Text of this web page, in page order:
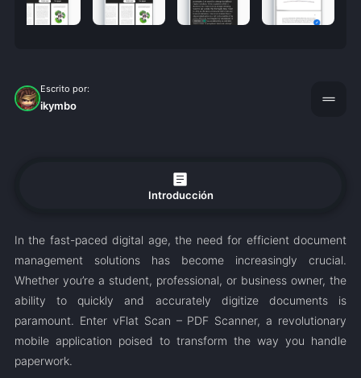
Escrito por:
ikymbo drag_handle
article
Introducción
In the fast-paced digital age, the need for efficient document
management solutions has become increasingly crucial.
Whether you’re a student, professional, or business owner, the
ability to quickly and accurately digitize documents is
paramount. Enter vFlat Scan – PDF Scanner, a revolutionary
mobile application poised to transform the way you handle
paperwork.